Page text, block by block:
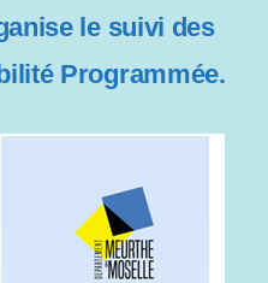
le suivi des
Programmée.